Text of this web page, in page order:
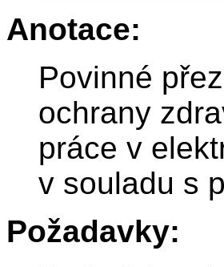
Anotace:
Povinné
ochrany
práce v
v souladu s
Požadavky: